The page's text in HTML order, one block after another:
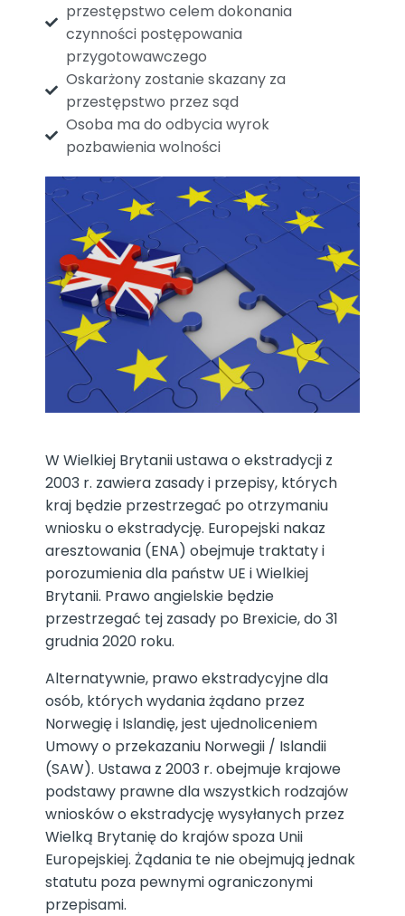
przestępstwo celem dokonania
czynności postępowania
przygotowawczego
Oskarżony zostanie skazany za
przestępstwo przez sąd
Osoba ma do odbycia wyrok
pozbawienia wolności
W Wielkiej Brytanii ustawa o ekstradycji z
2003 r. zawiera zasady i przepisy, których
kraj będzie przestrzegać po otrzymaniu
wniosku o ekstradycję. Europejski nakaz
aresztowania (ENA) obejmuje traktaty i
porozumienia dla państw UE i Wielkiej
Brytanii. Prawo angielskie będzie
przestrzegać tej zasady po Brexicie, do 31
grudnia 2020 roku.
Alternatywnie, prawo ekstradycyjne dla
osób, których wydania żądano przez
Norwegię i Islandię, jest ujednoliceniem
Umowy o przekazaniu Norwegii / Islandii
(SAW). Ustawa z 2003 r. obejmuje krajowe
podstawy prawne dla wszystkich rodzajów
wniosków o ekstradycję wysyłanych przez
Wielką Brytanię do krajów spoza Unii
Europejskiej. Żądania te nie obejmują jednak
statutu poza pewnymi ograniczonymi
przepisami.